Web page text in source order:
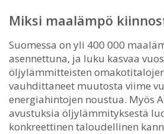
Miksi maalämpö
Suomessa on yli 400 000
asennettuna, ja luku kasvaa
öljylämmitteisten
vauhdittaneet muutosta viime
energiahintojen noustua. Myös
avustuksia öljylämmityksestä
konkreettinen taloudellinen